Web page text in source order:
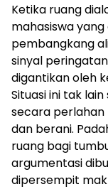
Ketika ruang
mahasiswa
pembangkang
sinyal
digantikan oleh
Situasi ini tak
secara perlahan
dan berani.
ruang bagi
argumentasi
dipersempit